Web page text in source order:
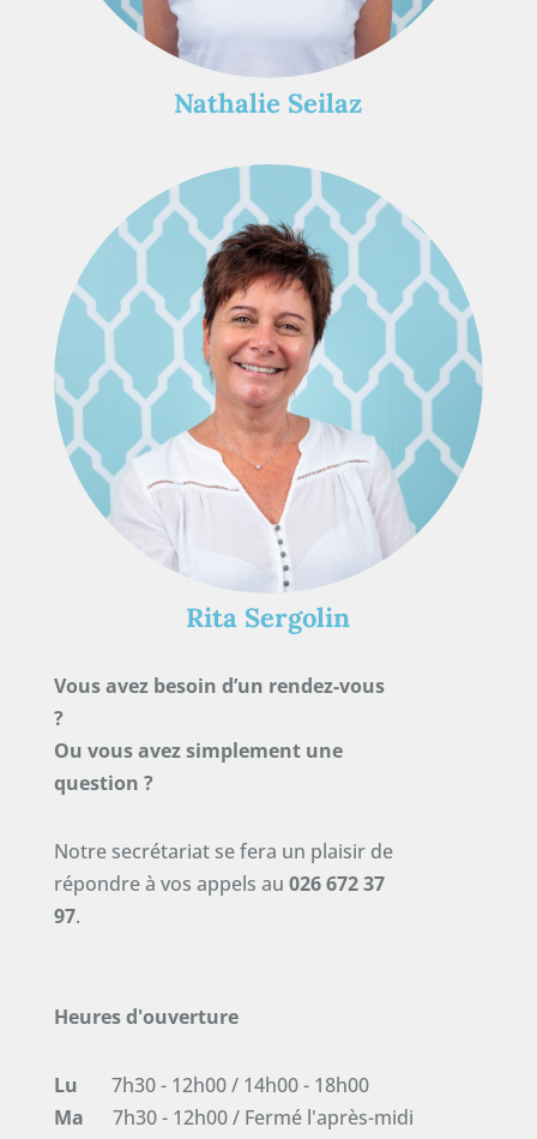
Nathalie Seilaz
Rita Sergolin
Vous avez besoin d’un rendez-vous
?
Ou vous avez simplement une
question ?
Notre secrétariat se fera un plaisir de
répondre à vos appels au 026 672 37
97.
Heures d'ouverture
Lu 7h30 - 12h00 / 14h00 - 18h00
Ma
7h30 - 12h00 / Fermé l'après-midi